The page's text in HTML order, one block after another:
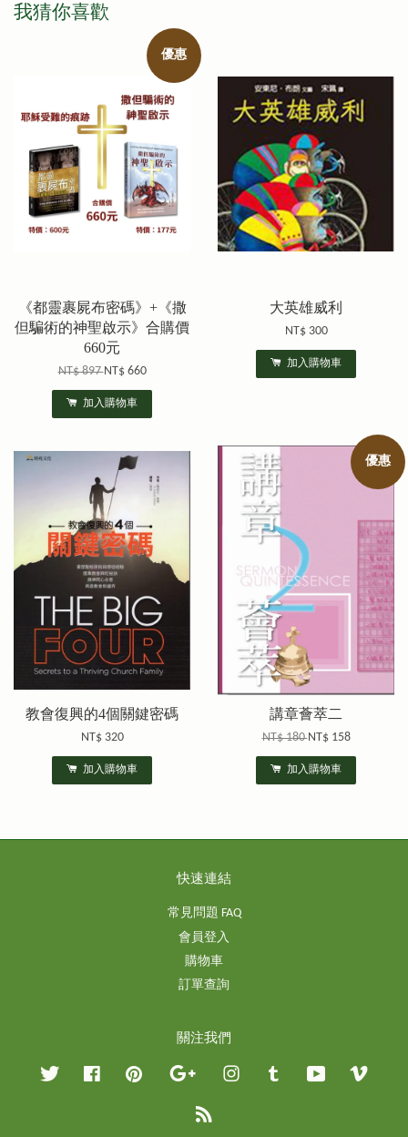
我猜你喜歡
優惠
《都靈裹屍布密碼》+《撒
但騙術的神聖啟示》合購價
660元
NT$ 897NT$ 660
加入購物車
大英雄威利
NT$ 300
加入購物車
教會復興的4個關鍵密碼
NT$ 320
加入購物車
優惠
講章薈萃二
NT$ 180NT$ 158
加入購物車
快速連結
常見問題 FAQ
會員登入
購物車
訂單查詢
關注我們
Twitter Facebook Pinterest Google InstagramTumblr YouTube